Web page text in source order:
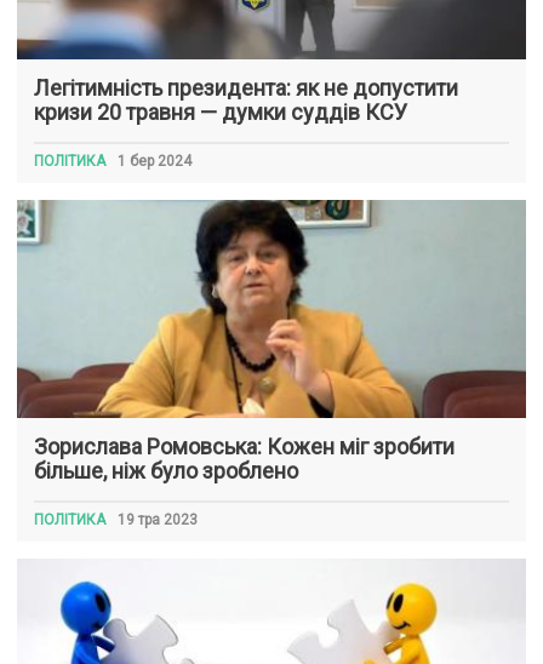
Легітимність президента: як не допустити
кризи 20 травня — думки суддів КСУ
ПОЛІТИКА 1 бер 2024
Зорислава Ромовська: Кожен міг зробити
більше, ніж було зроблено
ПОЛІТИКА 19 тра 2023